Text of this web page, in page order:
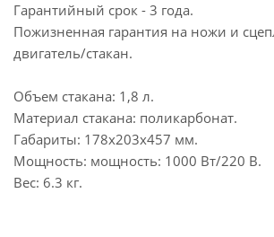
Гарантийный срок - 3 года.
Пожизненная гарантия на ножи и
двигатель/стакан.
Объем стакана: 1,8 л.
Материал стакана: поликарбонат.
Габариты: 178х203х457 мм.
Мощность: мощность: 1000 Вт/220 В.
Вес: 6.3